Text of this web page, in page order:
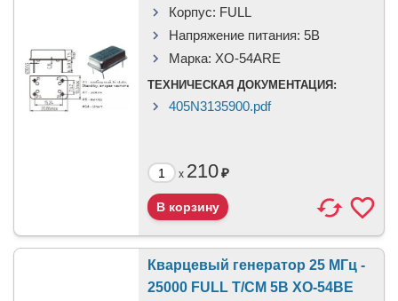
Корпус: FULL
Напряжение питания: 5В
Марка: XO-54ARE
ТЕХНИЧЕСКАЯ ДОКУМЕНТАЦИЯ:
405N3135900.pdf
x 210₽
Кварцевый генератор 25 МГц -
25000 FULL T/CM 5В XO-54BE